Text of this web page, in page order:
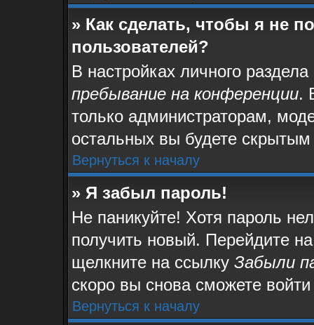
» Как сделать, чтобы я не
пользователей?
В настройках личного
пребывание на конференции.
только администраторам,
остальных вы будете
Вернуться к началу
» Я забыл пароль!
Не паникуйте! Хотя пароль
получить новый. Перейдите
щелкните на ссылку Забыли
скоро вы снова сможете
Вернуться к началу